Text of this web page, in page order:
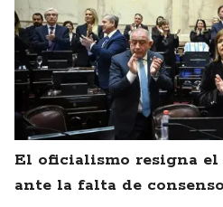
El oficialismo resigna
ante la falta de